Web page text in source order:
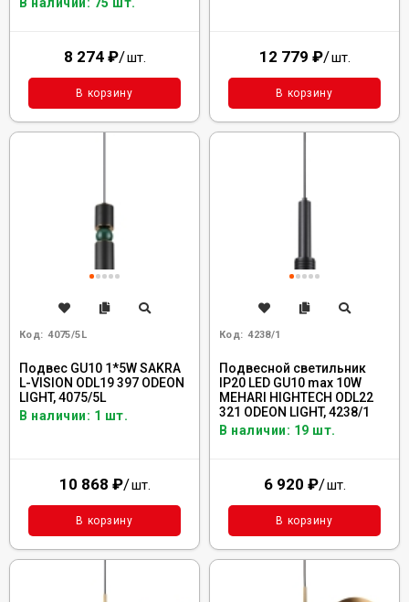
8 274 ₽/шт.
В корзину
12 779 ₽/шт.
В корзину
Код: 4075/5L
Подвес GU10 1*5W SAKRA
L-VISION ODL19 397 ODEON
LIGHT, 4075/5L
В наличии: 1 шт.
10 868 ₽/шт.
В корзину
Код: 4238/1
Подвесной светильник
IP20 LED GU10 max 10W
MEHARI HIGHTECH ODL22
321 ODEON LIGHT, 4238/1
В наличии: 19 шт.
6 920 ₽/шт.
В корзину